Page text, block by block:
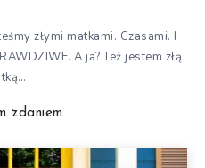
złymi matkami. Czasami. I
A ja? Też jestem złą
zdaniem